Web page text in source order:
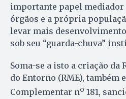
importante papel
órgãos e a própria
levar mais
sob seu “guarda-chuva”
Soma-se a isto a criação
do Entorno (RME), também
Complementar no 181,